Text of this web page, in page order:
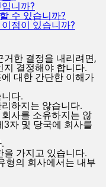
니까?
수 있습니까?
점이 있습니까?
거한 결정을 내리려면,
지 결정해야 합니다.
대한 간단한 이해가
다.
하지는 않습니다.
사를 소유하지는 않
3자 및 당국에 회사를
을 가지고 있습니다.
형의 회사에서는 내부